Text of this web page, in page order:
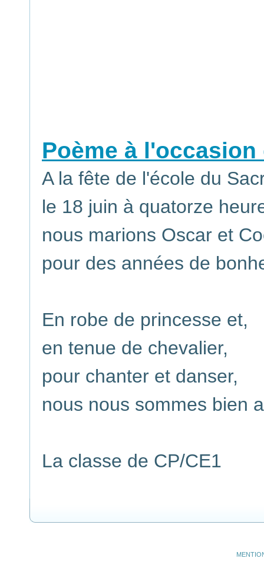
Poème à
A la fête de l'école du
le 18 juin à quatorze
nous marions Oscar et
pour des années de
En robe de princesse et,
en tenue de chevalier,
pour chanter et danser,
nous nous sommes bien
La classe de CP/CE1